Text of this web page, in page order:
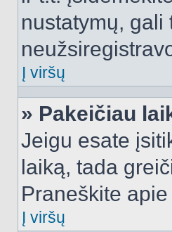
nustatymų, gali
Į viršų
» Pakeičiau
Jeigu esate
laiką, tada
Praneškite
Į viršų